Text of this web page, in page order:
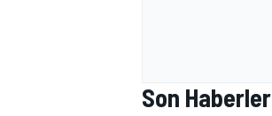
Son Haberler